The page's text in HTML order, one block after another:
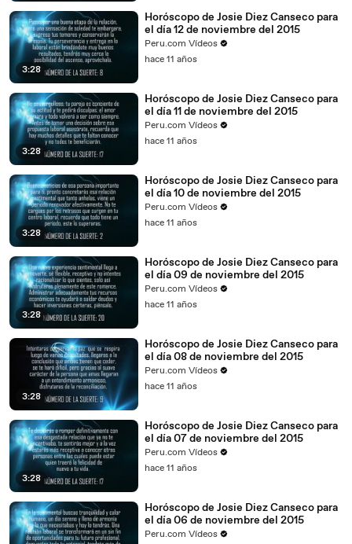
3:28
Horóscopo de Josie Diez Canseco para
el día 12 de noviembre del 2015
Peru.com Vídeos
hace 11 años
3:28
Horóscopo de Josie Diez Canseco para
el día 11 de noviembre del 2015
Peru.com Vídeos
hace 11 años
3:28
Horóscopo de Josie Diez Canseco para
el día 10 de noviembre del 2015
Peru.com Vídeos
hace 11 años
3:28
Horóscopo de Josie Diez Canseco para
el día 09 de noviembre del 2015
Peru.com Vídeos
hace 11 años
3:28
Horóscopo de Josie Diez Canseco para
el día 08 de noviembre del 2015
Peru.com Vídeos
hace 11 años
3:28
Horóscopo de Josie Diez Canseco para
el día 07 de noviembre del 2015
Peru.com Vídeos
hace 11 años
Horóscopo de Josie Diez Canseco para
el día 06 de noviembre del 2015
Peru.com Vídeos